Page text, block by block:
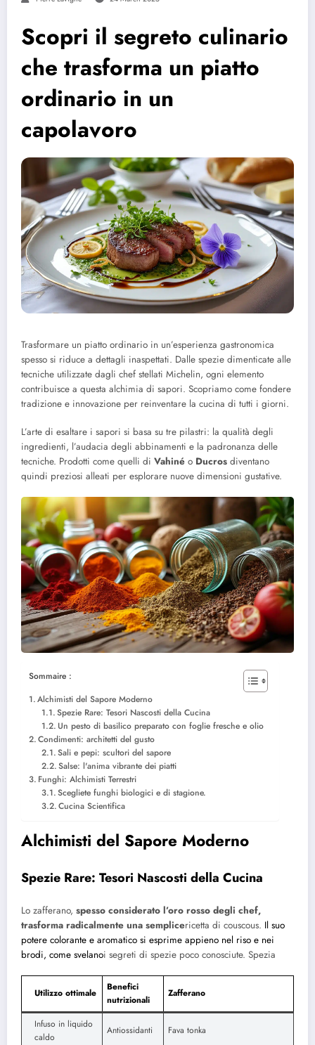
Scopri il segreto culinario
che trasforma un piatto
ordinario in un
capolavoro
Trasformare un piatto ordinario in un’esperienza gastronomica
spesso si riduce a dettagli inaspettati. Dalle spezie dimenticate alle
tecniche utilizzate dagli chef stellati Michelin, ogni elemento
contribuisce a questa alchimia di sapori. Scopriamo come fondere
tradizione e innovazione per reinventare la cucina di tutti i giorni.
L’arte di esaltare i sapori si basa su tre pilastri: la qualità degli
ingredienti, l’audacia degli abbinamenti e la padronanza delle
tecniche. Prodotti come quelli di Vahiné o Ducros diventano
quindi preziosi alleati per esplorare nuove dimensioni gustative.
Sommaire :
Alchimisti del Sapore Moderno
Spezie Rare: Tesori Nascosti della Cucina
Un pesto di basilico preparato con foglie fresche e olio
Condimenti: architetti del gusto
Sali e pepi: scultori del sapore
Salse: l'anima vibrante dei piatti
Funghi: Alchimisti Terrestri
Scegliete funghi biologici e di stagione.
Cucina Scientifica
Alchimisti del Sapore Moderno
Spezie Rare: Tesori Nascosti della Cucina
Lo zafferano, spesso considerato l’oro rosso degli chef,
trasforma radicalmente una semplicericetta di couscous. Il suo
potere colorante e aromatico si esprime appieno nel riso e nei
brodi, come svelanoi segreti di spezie poco conosciute. Spezia
Utilizzo ottimale
Benefici
nutrizionali
Zafferano
Infuso in liquido
caldo
Antiossidanti Fava tonka